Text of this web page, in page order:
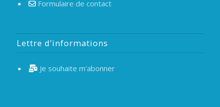
Formulaire de contact
Lettre d’informations
Je souhaite m'abonner